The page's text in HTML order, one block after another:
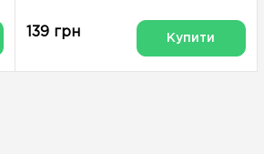
139 грн Купити